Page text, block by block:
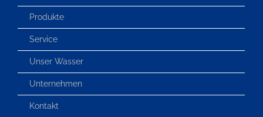
Produkte
Service
Unser Wasser
Unternehmen
Kontakt